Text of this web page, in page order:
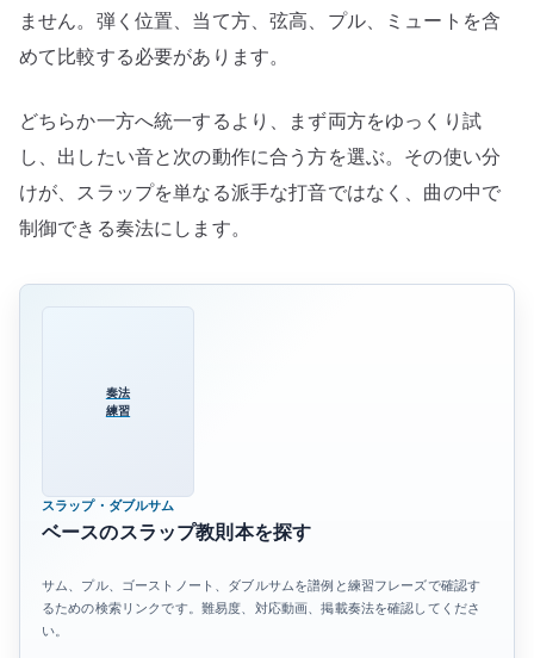
ません。弾く位置、当て方、弦高、プル、ミュートを含
めて比較する必要があります。
どちらか一方へ統一するより、まず両方をゆっくり試
し、出したい音と次の動作に合う方を選ぶ。その使い分
けが、スラップを単なる派手な打音ではなく、曲の中で
制御できる奏法にします。
奏法
練習
スラップ・ダブルサム
ベースのスラップ教則本を探す
サム、プル、ゴーストノート、ダブルサムを譜例と練習フレーズで確認す
るための検索リンクです。難易度、対応動画、掲載奏法を確認してくださ
い。